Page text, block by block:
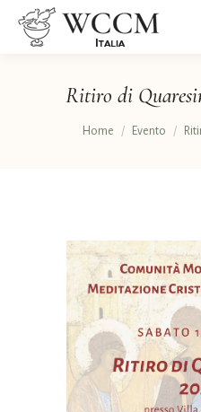
Ritiro di
Tu sei qui:
Home Evento